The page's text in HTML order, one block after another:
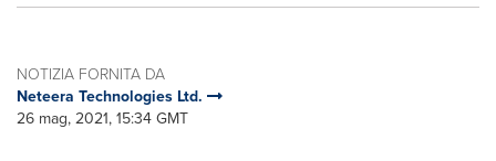
NOTIZIA FORNITA DA
Neteera Technologies Ltd.
26 mag, 2021, 15:34 GMT